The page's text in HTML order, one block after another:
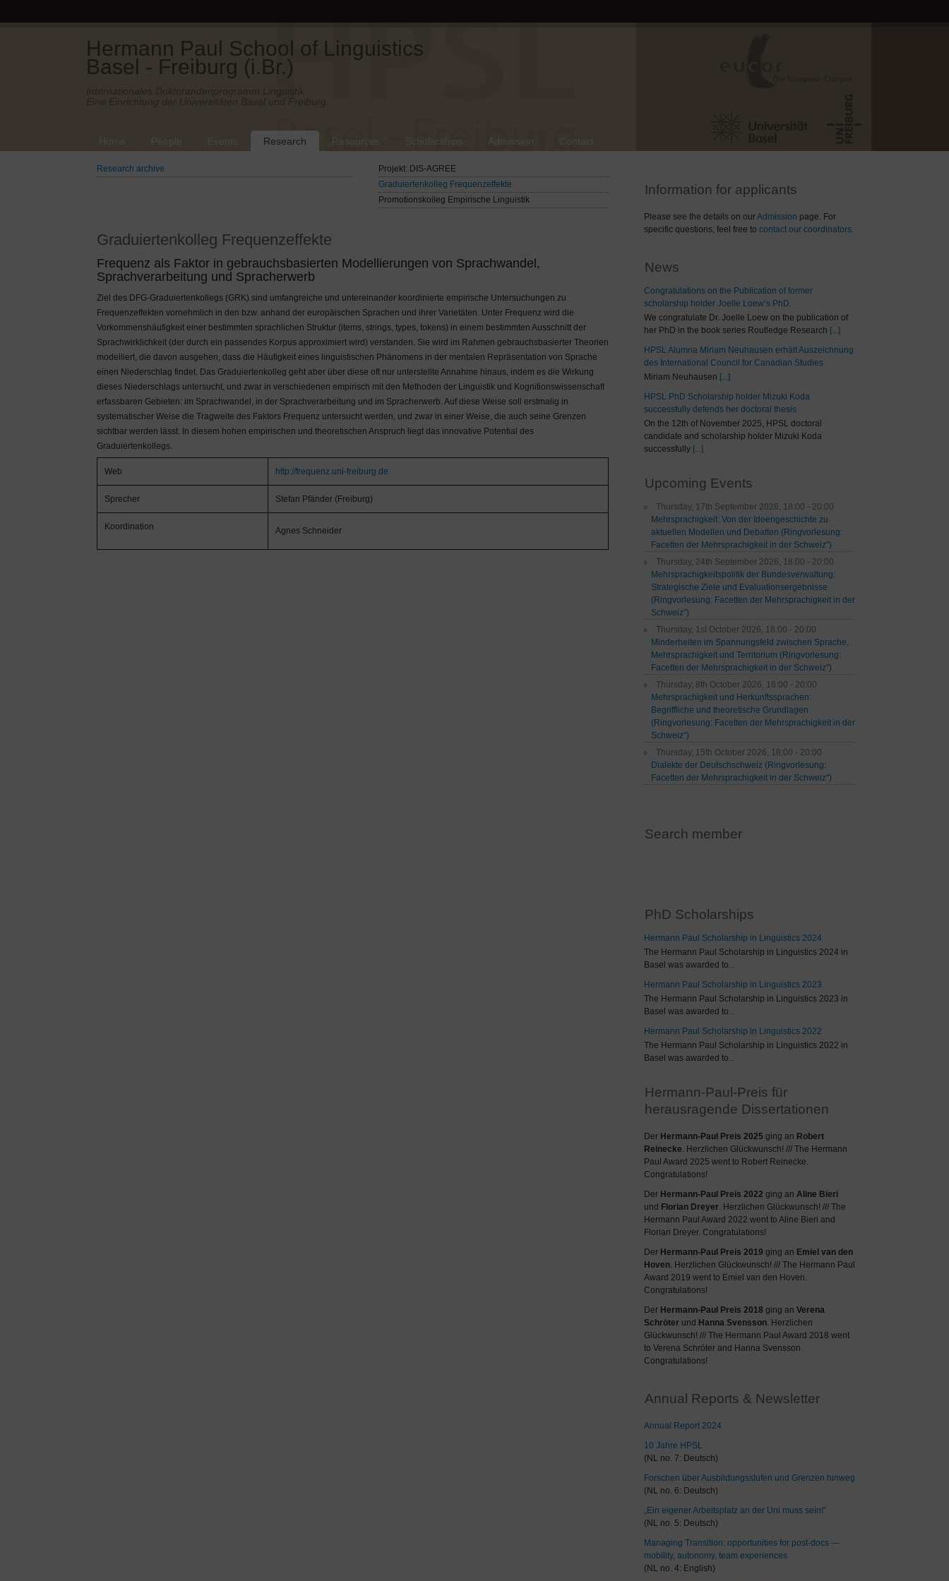
Hermann Paul School of Linguistics
Basel - Freiburg (i.Br.)
Research
Research archive
Projekt: DIS-AGREE
Graduiertenkolleg Frequenzeffekte
Promotionskolleg Empirische Linguistik
Graduiertenkolleg Frequenzeffekte
Frequenz als Faktor in gebrauchsbasierten Modellierungen von Sprachwandel,
Sprachverarbeitung und Spracherwerb
Ziel des DFG-Graduiertenkollegs (GRK) sind umfangreiche und untereinander koordinierte empirische Untersuchungen zu
Frequenzeffekten vornehmlich in den bzw. anhand der europäischen Sprachen und ihrer Varietäten. Unter Frequenz wird die
Vorkommenshäufigkeit einer bestimmten sprachlichen Struktur (items, strings, types, tokens) in einem bestimmten Ausschnitt der
Sprachwirklichkeit (der durch ein passendes Korpus approximiert wird) verstanden. Sie wird im Rahmen gebrauchsbasierter Theorien
modelliert, die davon ausgehen, dass die Häufigkeit eines linguistischen Phänomens in der mentalen Repräsentation von Sprache
einen Niederschlag findet. Das Graduiertenkolleg geht aber über diese oft nur unterstellte Annahme hinaus, indem es die Wirkung
dieses Niederschlags untersucht, und zwar in verschiedenen empirisch mit den Methoden der Linguistik und Kognitionswissenschaft
erfassbaren Gebieten: im Sprachwandel, in der Sprachverarbeitung und im Spracherwerb. Auf diese Weise soll erstmalig in
systematischer Weise die Tragweite des Faktors Frequenz untersucht werden, und zwar in einer Weise, die auch seine Grenzen
sichtbar werden lässt. In diesem hohen empirischen und theoretischen Anspruch liegt das innovative Potential des
Graduiertenkollegs.
Web http://frequenz.uni-freiburg.de
Sprecher Stefan Pfänder (Freiburg)
Koordination Agnes Schneider
Information for applicants
Please see the details on ourAdmission page. For
specific questions, feel free to contact our coordinators.
News
Congratulations on the Publication of former
scholarship holder Joelle Loew’s PhD.
We congratulate Dr. Joelle Loew on the publication of
her PhD in the book series Routledge Research [...]
HPSL Alumna Miriam Neuhausen erhält Auszeichnung
des International Council for Canadian Studies
Miriam Neuhausen [...]
HPSL PhD Scholarship holder Mizuki Koda
successfully defends her doctoral thesis
On the 12th of November 2025, HPSL doctoral
candidate and scholarship holder Mizuki Koda
successfully [...]
Upcoming Events
Thursday, 17th September 2026, 18:00 - 20:00
Mehrsprachigkeit: Von der Ideengeschichte zu
aktuellen Modellen und Debatten (Ringvorlesung:
Facetten der Mehrsprachigkeit in der Schweiz")
Thursday, 24th September 2026, 18:00 - 20:00
Mehrsprachigkeitspolitik der Bundesverwaltung:
Strategische Ziele und Evaluationsergebnisse
(Ringvorlesung: Facetten der Mehrsprachigkeit in der
Schweiz”)
Thursday, 1st October 2026, 18:00 - 20:00
Minderheiten im Spannungsfeld zwischen Sprache,
Mehrsprachigkeit und Territorium (Ringvorlesung:
Facetten der Mehrsprachigkeit in der Schweiz")
Thursday, 8th October 2026, 18:00 - 20:00
Mehrsprachigkeit und Herkunftssprachen:
Begriffliche und theoretische Grundlagen
(Ringvorlesung: Facetten der Mehrsprachigkeit in der
Schweiz")
Thursday, 15th October 2026, 18:00 - 20:00
Dialekte der Deutschschweiz (Ringvorlesung:
Facetten der Mehrsprachigkeit in der Schweiz")
Search member
PhD Scholarships
Hermann Paul Scholarship in Linguistics 2024
The Hermann Paul Scholarship in Linguistics 2024 in
Basel was awarded to...
Hermann Paul Scholarship in Linguistics 2023
The Hermann Paul Scholarship in Linguistics 2023 in
Basel was awarded to...
Hermann Paul Scholarship in Linguistics 2022
The Hermann Paul Scholarship in Linguistics 2022 in
Basel was awarded to...
Hermann-Paul-Preis für
herausragende Dissertationen
Der Hermann-Paul Preis 2025 ging an Robert
Reinecke. Herzlichen Glückwunsch! /// The Hermann
Paul Award 2025 went to Robert Reinecke.
Congratulations!
Der Hermann-Paul Preis 2022 ging an Aline Bieri
und Florian Dreyer. Herzlichen Glückwunsch! /// The
Hermann Paul Award 2022 went to Aline Bieri and
Florian Dreyer. Congratulations!
Der Hermann-Paul Preis 2019 ging an Emiel van den
Hoven. Herzlichen Glückwunsch! /// The Hermann Paul
Award 2019 went to Emiel van den Hoven.
Congratulations!
Der Hermann-Paul Preis 2018 ging an Verena
Schröter und Hanna Svensson. Herzlichen
Glückwunsch! /// The Hermann Paul Award 2018 went
to Verena Schröter and Hanna Svensson.
Congratulations!
Annual Reports & Newsletter
Annual Report 2024
10 Jahre HPSL
(NL no. 7: Deutsch)
Forschen über Ausbildungsstufen und Grenzen hinweg
(NL no. 6: Deutsch)
„Ein eigener Arbeitsplatz an der Uni muss sein!“
(NL no. 5: Deutsch)
Managing Transition: opportunities for post-docs —
mobility, autonomy, team experiences
(NL no. 4: English)